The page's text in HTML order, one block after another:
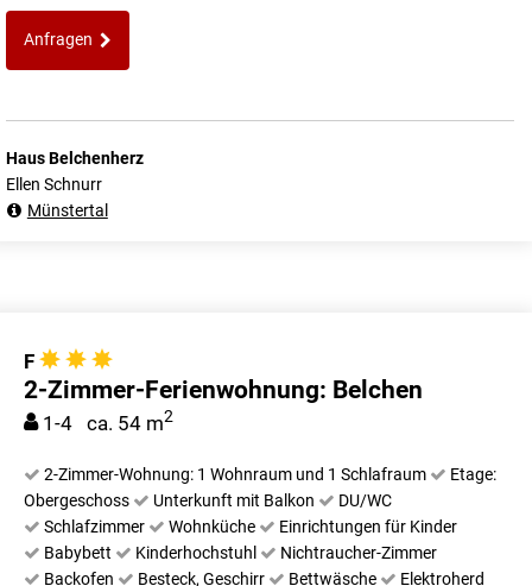
Anfragen
Haus Belchenherz
Ellen Schnurr
Münstertal
F
2-Zimmer-Ferienwohnung: Belchen
1-4 ca. 54 m2
2-Zimmer-Wohnung: 1 Wohnraum und 1 Schlafraum
Etage:
Obergeschoss
Unterkunft mit Balkon
DU/WC
Schlafzimmer
Wohnküche
Einrichtungen für Kinder
Babybett
Kinderhochstuhl
Nichtraucher-Zimmer
Backofen
Besteck, Geschirr Bettwäsche
Elektroherd